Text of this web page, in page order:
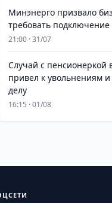
Минэнерго призвало
требовать подключение
21:00 · 31/07
Случай с пенсионеркой
привел к увольнениям и
делу
16:15 · 01/08